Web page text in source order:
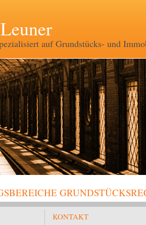
auf Grundstücks- und
KONTAKT